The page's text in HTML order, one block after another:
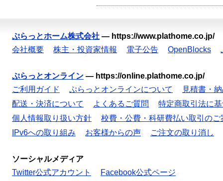
ぷらっとホーム株式会社 — https://www.plathome.co.jp/
会社概要
株主・投資家情報 電子公告 OpenBlocks
ぷらっとオンライン — https://online.plathome.co.jp/
ご利用ガイド
ぷらっとオンラインについて
見積書・
配送・決済について
よくあるご質問
特定商取引法に
個人情報取り扱い方針
校費・公費・科研費払い取引のご
IPv6への取り組み
お客様からの声 ご注文の取り消し
ソーシャルメディア
Twitter公式アカウント
Facebook公式ページ